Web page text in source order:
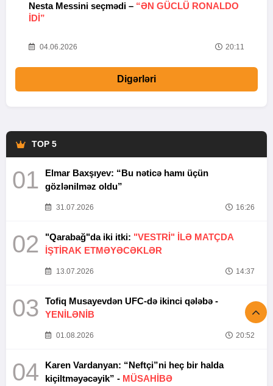
Nesta Messini seçmədi – “ƏN GÜCLÜ RONALDO
IDI”
04.06.2026 20:11
Digərləri
TOP 5
01
Elmar Baxşıyev: “Bu nəticə hamı üçün
gözlənilməz oldu”
31.07.2026 16:26
02 "Qarabağ"da iki itki: "VESTRİ" İLƏ MATÇDA
İŞTİRAK ETMƏYƏCƏKLƏR
13.07.2026 14:37
03
Tofiq Musayevdən UFC-də ikinci qələbə -
YENİLƏNİB
01.08.2026 20:52
04
Karen Vardanyan: “Neftçi”ni heç bir halda
kiçiltməyəcəyik” - MÜSAHİBƏ